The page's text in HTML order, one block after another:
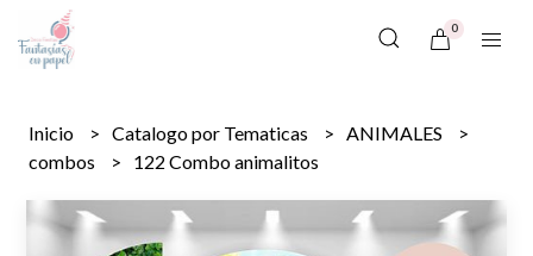
0
Inicio Catalogo por Tematicas
ANIMALES
combos
122 Combo animalitos